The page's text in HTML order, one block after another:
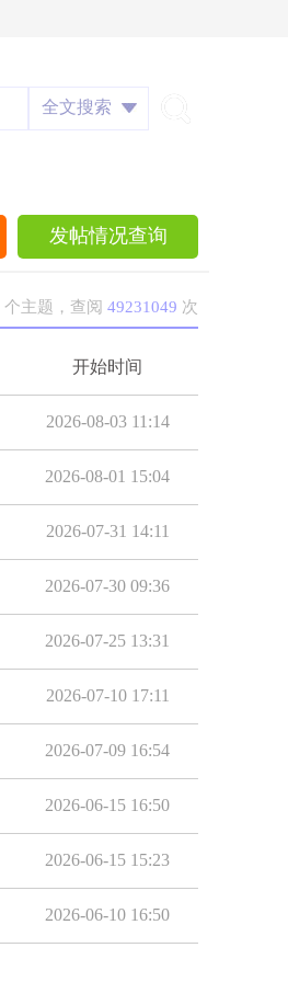
全文搜索
发帖情况查询
个主题，查阅 49231049 次
开始时间
2026-08-03 11:14
2026-08-01 15:04
2026-07-31 14:11
2026-07-30 09:36
2026-07-25 13:31
2026-07-10 17:11
2026-07-09 16:54
2026-06-15 16:50
2026-06-15 15:23
2026-06-10 16:50